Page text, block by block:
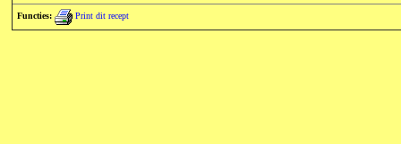
Functies: Print dit recept